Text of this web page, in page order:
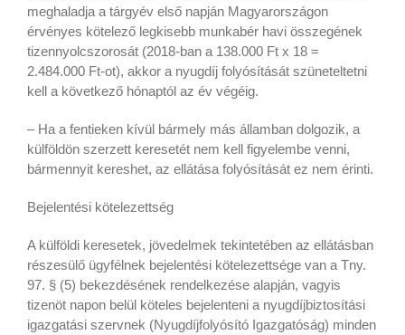
meghaladja a tárgyév első napján Magyarországon
érvényes kötelező legkisebb munkabér havi összegének
tizennyolcszorosát (2018-ban a 138.000 Ft x 18 =
2.484.000 Ft-ot), akkor a nyugdíj folyósítását szüneteltetni
kell a következő hónaptól az év végéig.
– Ha a fentieken kívül bármely más államban dolgozik, a
külföldön szerzett keresetét nem kell figyelembe venni,
bármennyit kereshet, az ellátása folyósítását ez nem érinti.
Bejelentési kötelezettség
A külföldi keresetek, jövedelmek tekintetében az ellátásban
részesülő ügyfélnek bejelentési kötelezettsége van a Tny.
97. § (5) bekezdésének rendelkezése alapján, vagyis
tizenöt napon belül köteles bejelenteni a nyugdíjbiztosítási
igazgatási szervnek (Nyugdíjfolyósító Igazgatóság) minden